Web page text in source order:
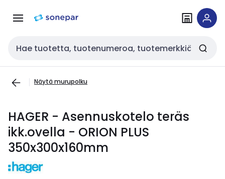
navigointiinsisältöön
Haku
Näytä murupolku
HAGER - Asennuskotelo teräs
ikk.ovella - ORION PLUS
350x300x160mm